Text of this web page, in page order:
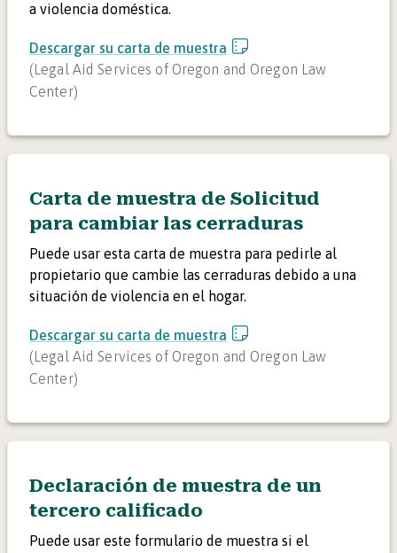
a violencia doméstica.
Descargar su carta de muestra
(Legal Aid Services of Oregon and Oregon Law
Center)
Carta de muestra de Solicitud
para cambiar las cerraduras
Puede usar esta carta de muestra para pedirle al
propietario que cambie las cerraduras debido a una
situación de violencia en el hogar.
Descargar su carta de muestra
(Legal Aid Services of Oregon and Oregon Law
Center)
Declaración de muestra de un
tercero calificado
Puede usar este formulario de muestra si el